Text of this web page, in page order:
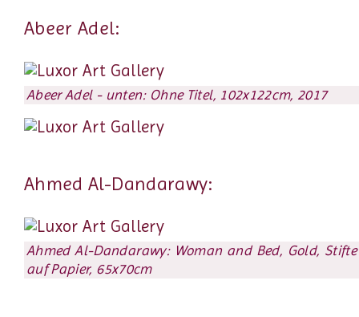
Abeer Adel:
Abeer Adel - unten: Ohne Titel, 102x122cm, 2017
Ahmed Al-Dandarawy:
Ahmed Al-Dandarawy: Woman and Bed, Gold,
auf Papier, 65x70cm